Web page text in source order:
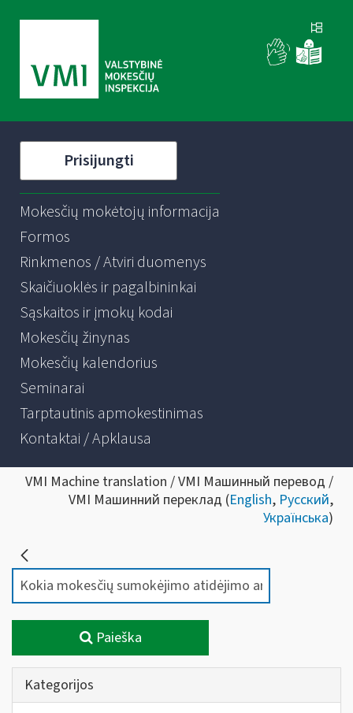
Prisijungti
Mokesčių mokėtojų informacija
Formos
Rinkmenos / Atviri duomenys
Skaičiuoklės ir pagalbininkai
Sąskaitos ir įmokų kodai
Mokesčių žinynas
Mokesčių kalendorius
Seminarai
Tarptautinis apmokestinimas
Kontaktai / Apklausa
VMI Machine translation / VMI Машинный перевод /
VMI Машинний переклад (English, Русский,
Українська)
Paieška
Kategorijos